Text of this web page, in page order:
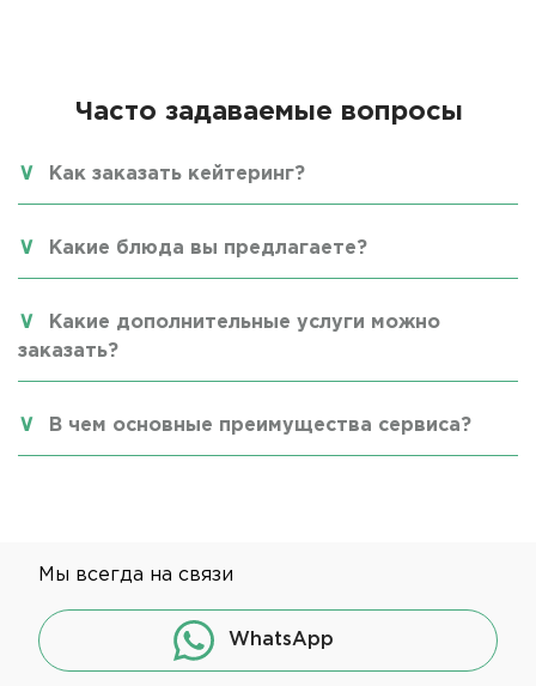
Часто задаваемые вопросы
Как заказать кейтеринг?
Какие блюда вы предлагаете?
Какие дополнительные услуги можно
заказать?
В чем основные преимущества сервиса?
Мы всегда на связи
WhatsApp